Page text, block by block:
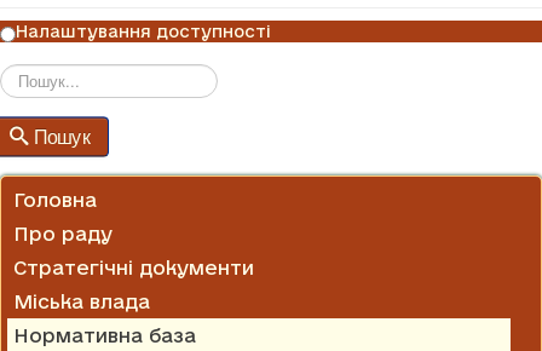
ГОЛОВНА
НОВИНИ
ОГОЛОШЕННЯ
ГРАФІКИ ПРИЙОМУ
Налаштування доступності
Пошук
Головна
Про раду
Стратегічні документи
Міська влада
Нормативна база